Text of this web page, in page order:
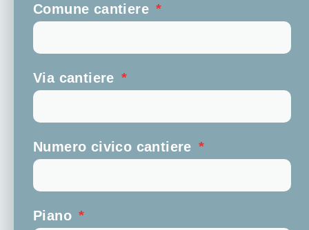
Comune cantiere
Via cantiere
Numero civico cantiere
Piano